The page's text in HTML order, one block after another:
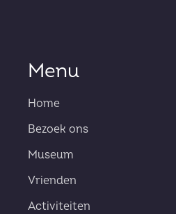
Menu
Home
Bezoek ons
Museum
Vrienden
Activiteiten